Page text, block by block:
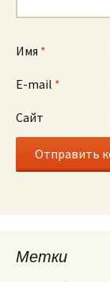
Имя *
E-mail *
Сайт
Метки